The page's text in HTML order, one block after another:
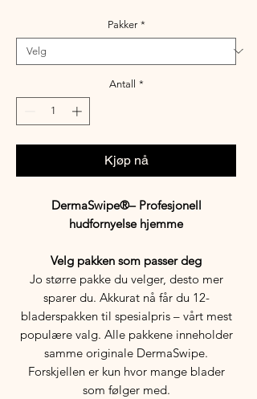
Pakker *
Antall *
Kjøp nå
DermaSwipe®– Profesjonell
hudfornyelse hjemme
Velg pakken som passer deg
Jo større pakke du velger, desto mer
sparer du. Akkurat nå får du 12-
bladerspakken til spesialpris – vårt mest
populære valg. Alle pakkene inneholder
samme originale DermaSwipe.
Forskjellen er kun hvor mange blader
som følger med.